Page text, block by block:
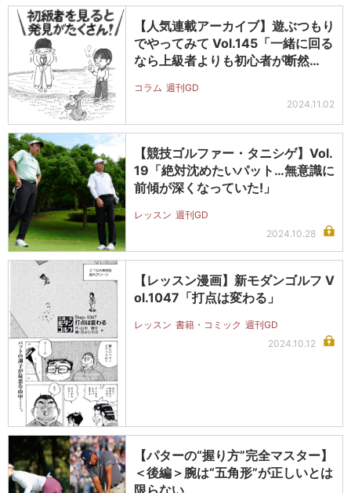
【人気連載アーカイブ】遊ぶつもり
でやってみて Vol.145「一緒に回る
なら上級者よりも初心者が断然…
コラム 週刊GD
2024.11.02
【競技ゴルファー・タニシゲ】Vol.
19「絶対沈めたいパット…無意識に
前傾が深くなっていた!」
レッスン 週刊GD
2024.10.28
【レッスン漫画】新モダンゴルフ V
ol.1047「打点は変わる」
レッスン 書籍・コミック 週刊GD
2024.10.12
【パターの“握り方”完全マスター】
＜後編＞腕は“五角形”が正しいとは
限らない